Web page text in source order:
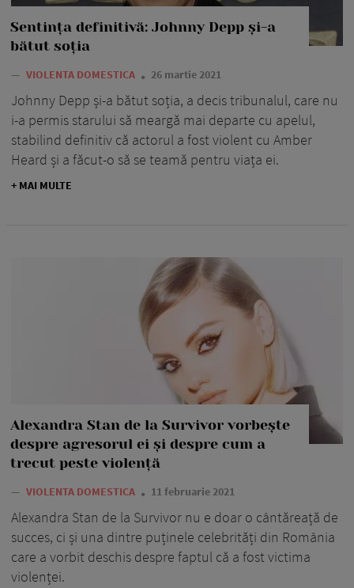
Sentința definitivă: Johnny Depp și-a
bătut soția
— VIOLENTA DOMESTICA 26 martie 2021
Johnny Depp și-a bătut soția, a decis tribunalul, care nu
i-a permis starului să meargă mai departe cu apelul,
stabilind definitiv că actorul a fost violent cu Amber
Heard și a făcut-o să se teamă pentru viața ei.
+ MAI MULTE
Alexandra Stan de la Survivor vorbește
despre agresorul ei și despre cum a
trecut peste violență
— VIOLENTA DOMESTICA 11 februarie 2021
Alexandra Stan de la Survivor nu e doar o cântăreață de
succes, ci și una dintre puținele celebrități din România
care a vorbit deschis despre faptul că a fost victima
violenței.